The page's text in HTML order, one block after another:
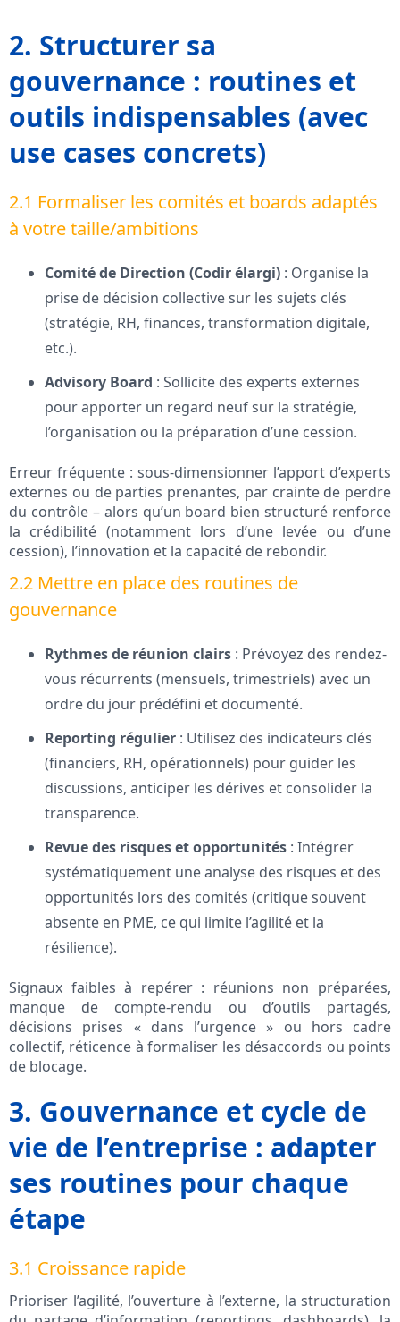
2. Structurer sa
gouvernance : routines et
outils indispensables (avec
use cases concrets)
2.1 Formaliser les comités et boards adaptés
à votre taille/ambitions
Comité de Direction (Codir élargi) : Organise la
prise de décision collective sur les sujets clés
(stratégie, RH, finances, transformation digitale,
etc.).
Advisory Board : Sollicite des experts externes
pour apporter un regard neuf sur la stratégie,
l’organisation ou la préparation d’une cession.
Erreur fréquente : sous-dimensionner l’apport d’experts
externes ou de parties prenantes, par crainte de perdre
du contrôle – alors qu’un board bien structuré renforce
la crédibilité (notamment lors d’une levée ou d’une
cession), l’innovation et la capacité de rebondir.
2.2 Mettre en place des routines de
gouvernance
Rythmes de réunion clairs : Prévoyez des rendez-
vous récurrents (mensuels, trimestriels) avec un
ordre du jour prédéfini et documenté.
Reporting régulier : Utilisez des indicateurs clés
(financiers, RH, opérationnels) pour guider les
discussions, anticiper les dérives et consolider la
transparence.
Revue des risques et opportunités : Intégrer
systématiquement une analyse des risques et des
opportunités lors des comités (critique souvent
absente en PME, ce qui limite l’agilité et la
résilience).
Signaux faibles à repérer : réunions non préparées,
manque de compte-rendu ou d’outils partagés,
décisions prises « dans l’urgence » ou hors cadre
collectif, réticence à formaliser les désaccords ou points
de blocage.
3. Gouvernance et cycle de
vie de l’entreprise : adapter
ses routines pour chaque
étape
3.1 Croissance rapide
Prioriser l’agilité, l’ouverture à l’externe, la structuration